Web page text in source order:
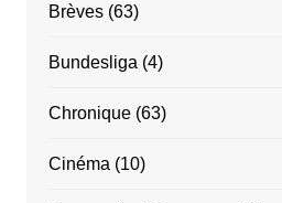
Brèves(63)
Bundesliga (4)
Chronique(63)
Cinéma (10)